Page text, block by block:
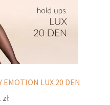
EMOTION LUX 20 DEN
zł